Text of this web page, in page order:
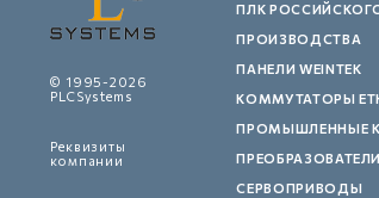
© 1995-2026
PLCSystems
Реквизиты
компании
ПЛК
ПРОИЗВОДСТВА
ПАНЕЛИ WEINTEK
КОММУТАТОРЫ
ПРОМЫШЛЕННЫЕ
СЕРВОПРИВОДЫ